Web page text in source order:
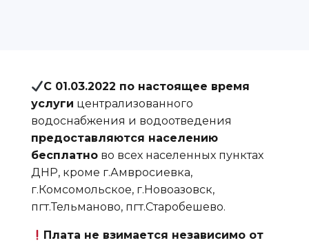
С 01.03.2022 по настоящее время
услуги централизованного
водоснабжения и водоотведения
предоставляются населению
бесплатново всех населенных пунктах
ДНР, кроме г.Амвросиевка,
г.Комсомольское, г.Новоазовск,
пгт.Тельманово, пгт.Старобешево.
Плата не взимается независимо от